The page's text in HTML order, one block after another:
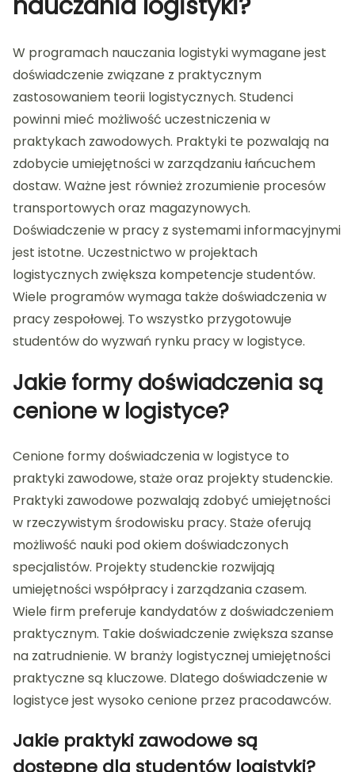
nauczania logistyki?
W programach nauczania logistyki wymagane jest
doświadczenie związane z praktycznym
zastosowaniem teorii logistycznych. Studenci
powinni mieć możliwość uczestniczenia w
praktykach zawodowych. Praktyki te pozwalają na
zdobycie umiejętności w zarządzaniu łańcuchem
dostaw. Ważne jest również zrozumienie procesów
transportowych oraz magazynowych.
Doświadczenie w pracy z systemami informacyjnymi
jest istotne. Uczestnictwo w projektach
logistycznych zwiększa kompetencje studentów.
Wiele programów wymaga także doświadczenia w
pracy zespołowej. To wszystko przygotowuje
studentów do wyzwań rynku pracy w logistyce.
Jakie formy doświadczenia są
cenione w logistyce?
Cenione formy doświadczenia w logistyce to
praktyki zawodowe, staże oraz projekty studenckie.
Praktyki zawodowe pozwalają zdobyć umiejętności
w rzeczywistym środowisku pracy. Staże oferują
możliwość nauki pod okiem doświadczonych
specjalistów. Projekty studenckie rozwijają
umiejętności współpracy i zarządzania czasem.
Wiele firm preferuje kandydatów z doświadczeniem
praktycznym. Takie doświadczenie zwiększa szanse
na zatrudnienie. W branży logistycznej umiejętności
praktyczne są kluczowe. Dlatego doświadczenie w
logistyce jest wysoko cenione przez pracodawców.
Jakie praktyki zawodowe są